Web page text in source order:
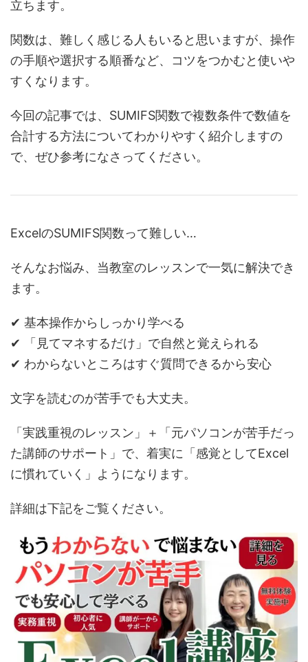
立ちます。
関数は、難しく感じる人もいると思いますが、操作
の手順や選択する順番など、コツをつかむと使いや
すくなります。
今回の記事では、SUMIFS関数で複数条件で数値を
合計する方法についてわかりやすく紹介しますの
で、ぜひ参考になさってください。
ExcelのSUMIFS関数って難しい…
そんなお悩み、当教室のレッスンで一気に解決でき
ます。
✔ 基本操作からしっかり学べる
✔ 「見てマネするだけ」で自然と覚えられる
✔ わからないところはすぐ質問できるから安心
文字を読むのが苦手でも大丈夫。
「実践重視のレッスン」＋「元パソコンが苦手だっ
た講師のサポート」で、着実に「感覚としてExcel
に慣れていく」ようになります。
詳細は下記をご覧ください。